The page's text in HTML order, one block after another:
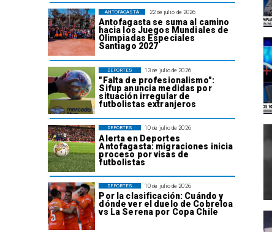
22 de julio de 2026
Antofagasta se suma al camino
hacia los Juegos Mundiales de
Olimpiadas Especiales
Santiago 2027
ANTOFAGASTA
13 de julio de 2026
"Falta de profesionalismo":
Sifup anuncia medidas por
situación irregular de
futbolistas extranjeros
DEPORTES
10 de julio de 2026
Alerta en Deportes
Antofagasta: migraciones inicia
proceso por visas de
futbolistas
DEPORTES
10 de julio de 2026
Por la clasificación: Cuándo y
dónde ver el duelo de Cobreloa
vs La Serena por Copa Chile
DEPORTES